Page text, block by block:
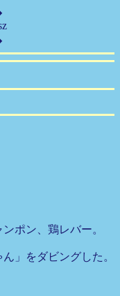
ポン、鶏レバー。
」をダビングした。